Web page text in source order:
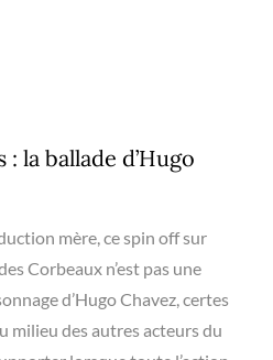
la ballade d’Hugo
mère, ce spin off sur
Corbeaux n’est pas une
d’Hugo Chavez, certes
milieu des autres acteurs du